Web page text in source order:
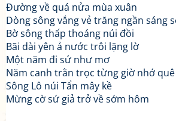
Đường về quá nửa mùa xuân
Dòng sông vắng vẻ trăng ngần sáng
Bờ sông thấp thoáng núi đồi
Bãi dài yên ả nước trôi lặng lờ
Một năm đi sứ như mơ
Năm canh trằn trọc từng giờ nhớ quê
Sông Lô núi Tẩn mây kề
Mừng cờ sứ giả trở về sớm hôm